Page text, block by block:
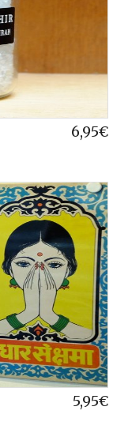
6,95€
5,95€